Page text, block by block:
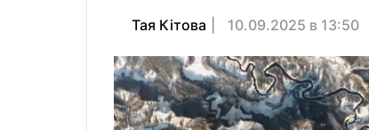
Тая Кітова 10.09.2025 в 13:50